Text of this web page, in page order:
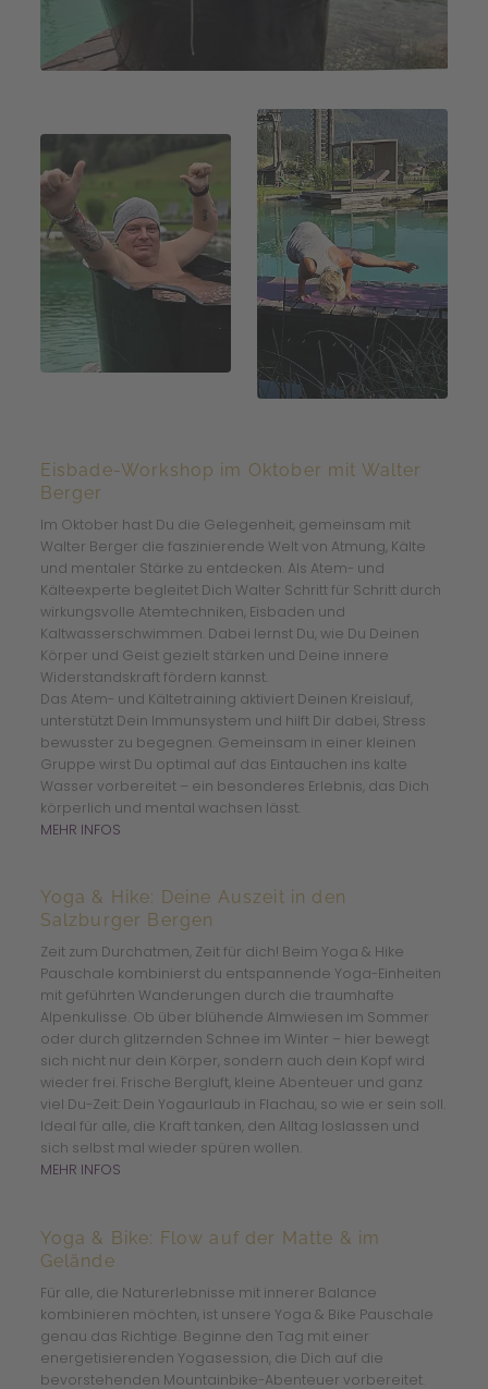
Eisbade-Workshop im Oktober mit Walter
Berger
Im Oktober hast Du die Gelegenheit, gemeinsam mit
Walter Berger die faszinierende Welt von Atmung, Kälte
und mentaler Stärke zu entdecken. Als Atem- und
Kälteexperte begleitet Dich Walter Schritt für Schritt durch
wirkungsvolle Atemtechniken, Eisbaden und
Kaltwasserschwimmen. Dabei lernst Du, wie Du Deinen
Körper und Geist gezielt stärken und Deine innere
Widerstandskraft fördern kannst.
Das Atem- und Kältetraining aktiviert Deinen Kreislauf,
unterstützt Dein Immunsystem und hilft Dir dabei, Stress
bewusster zu begegnen. Gemeinsam in einer kleinen
Gruppe wirst Du optimal auf das Eintauchen ins kalte
Wasser vorbereitet – ein besonderes Erlebnis, das Dich
körperlich und mental wachsen lässt.
MEHR INFOS
Yoga & Hike: Deine Auszeit in den
Salzburger Bergen
Zeit zum Durchatmen, Zeit für dich! Beim Yoga & Hike
Pauschale kombinierst du entspannende Yoga-Einheiten
mit geführten Wanderungen durch die traumhafte
Alpenkulisse. Ob über blühende Almwiesen im Sommer
oder durch glitzernden Schnee im Winter – hier bewegt
sich nicht nur dein Körper, sondern auch dein Kopf wird
wieder frei. Frische Bergluft, kleine Abenteuer und ganz
viel Du-Zeit: Dein Yogaurlaub in Flachau, so wie er sein soll.
Ideal für alle, die Kraft tanken, den Alltag loslassen und
sich selbst mal wieder spüren wollen.
MEHR INFOS
Yoga & Bike: Flow auf der Matte & im
Gelände
Für alle, die Naturerlebnisse mit innerer Balance
kombinieren möchten, ist unsere Yoga & Bike Pauschale
genau das Richtige. Beginne den Tag mit einer
energetisierenden Yogasession, die Dich auf die
bevorstehenden Mountainbike-Abenteuer vorbereitet.